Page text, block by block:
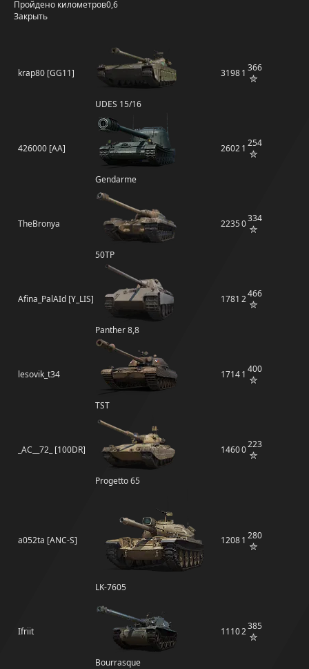
Пройдено километров0,6
Закрыть
krap80 [GG11]
UDES 15/16
31981 366
426000 [AA]
Gendarme
26021 254
TheBronya
50TP
22350334
Afina_PalAId [Y_LIS]
Panther 8,8
1781 2466
lesovik_t34
TST
17141 400
_AC__72_ [100DR]
Progetto 65
14600223
a052ta [ANC-S]
LK-7605
12081 280
Ifriit
Bourrasque
11102385